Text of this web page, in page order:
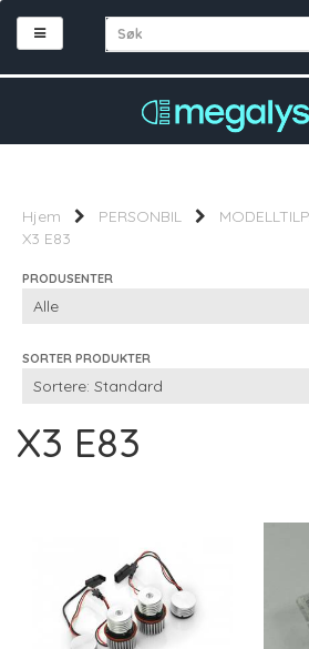
Hjem PERSONBIL
X3 E83
PRODUSENTER
SORTER PRODUKTER
X3 E83